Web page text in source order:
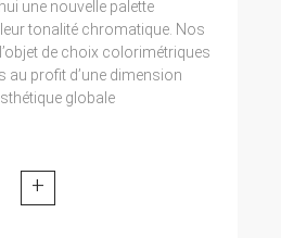
une nouvelle palette
tonalité chromatique. Nos
de choix colorimétriques
au profit d’une dimension
globale
+